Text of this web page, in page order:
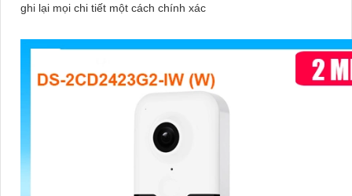
ghi lại mọi chi tiết một cách chính xác